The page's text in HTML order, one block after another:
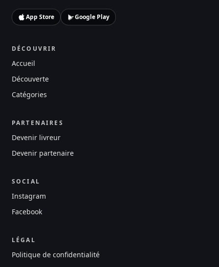
App Store Google Play
DÉCOUVRIR
Accueil
Découverte
Catégories
PARTENAIRES
Devenir livreur
Devenir partenaire
SOCIAL
Instagram
Facebook
LÉGAL
Politique de confidentialité